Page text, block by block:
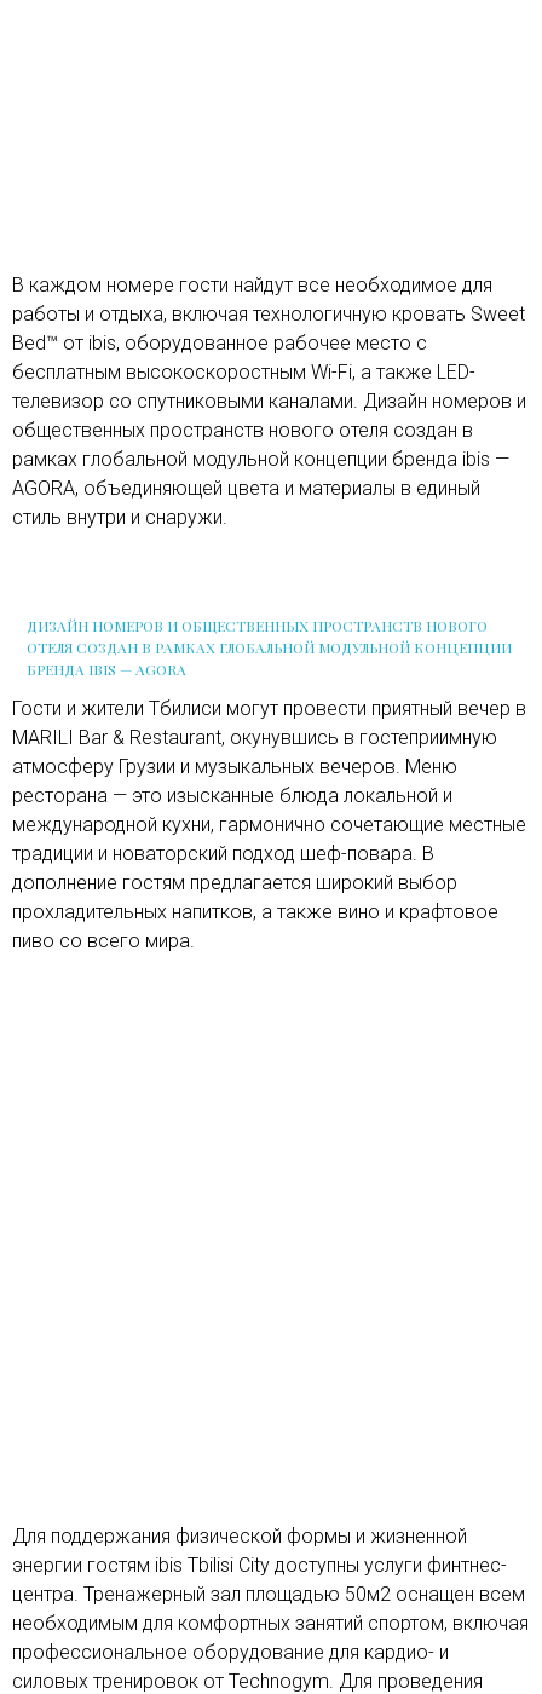
В каждом номере гости найдут все необходимое для
работы и отдыха, включая технологичную кровать Sweet
Bed™ от ibis, оборудованное рабочее место с
бесплатным высокоскоростным Wi-Fi, а также LED-
телевизор со спутниковыми каналами. Дизайн номеров и
общественных пространств нового отеля создан в
рамках глобальной модульной концепции бренда ibis —
AGORA, объединяющей цвета и материалы в единый
стиль внутри и снаружи.
ДИЗАЙН НОМЕРОВ И ОБЩЕСТВЕННЫХ ПРОСТРАНСТВ НОВОГО
ОТЕЛЯ СОЗДАН В РАМКАХ ГЛОБАЛЬНОЙ МОДУЛЬНОЙ КОНЦЕПЦИИ
БРЕНДА IBIS — AGORA
Гости и жители Тбилиси могут провести приятный вечер в
MARILI Bar & Restaurant, окунувшись в гостеприимную
атмосферу Грузии и музыкальных вечеров. Меню
ресторана — это изысканные блюда локальной и
международной кухни, гармонично сочетающие местные
традиции и новаторский подход шеф-повара. В
дополнение гостям предлагается широкий выбор
прохладительных напитков, а также вино и крафтовое
пиво со всего мира.
Для поддержания физической формы и жизненной
энергии гостям ibis Tbilisi City доступны услуги финтнес-
центра. Тренажерный зал площадью 50м2 оснащен всем
необходимым для комфортных занятий спортом, включая
профессиональное оборудование для кардио- и
силовых тренировок от Technogym. Для проведения